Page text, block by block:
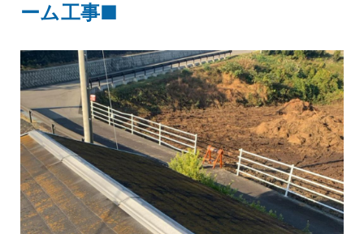
ーム工事■